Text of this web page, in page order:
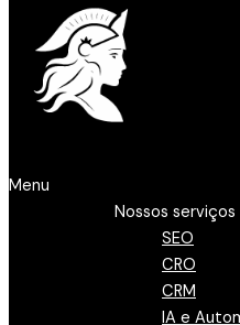
Menu
Nossos serviços
SEO
CRO
CRM
IA e